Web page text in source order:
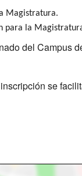
Magistratura.
para la
del Campus
se